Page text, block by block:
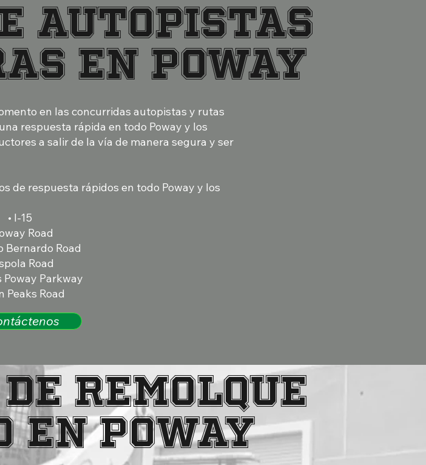
AUTOPISTAS
EN POWAY
en las concurridas autopistas y rutas
respuesta rápida en todo Poway y los
a salir de la vía de manera segura y ser
de respuesta rápidos en todo Poway y los
• I-15
Road
Bernardo Road
Road
Poway Parkway
Peaks Road
REMOLQUE
EN POWAY